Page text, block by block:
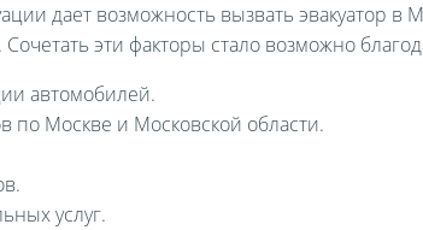
дает возможность вызвать эвакуатор
Сочетать эти факторы стало возможно
автомобилей.
по Москве и Московской области.
услуг.